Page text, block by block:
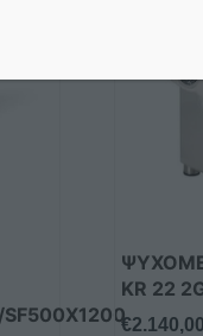
KR 22
€2.140,00